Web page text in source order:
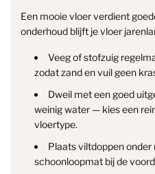
Een mooie vloer verdient
onderhoud blijft je vloer
Veeg of stofzuig
zodat zand en vuil geen
Dweil met een goed
weinig water — kies een
vloertype.
Plaats viltdoppen onder
schoonloopmat bij de
info@smantvloeren.nl